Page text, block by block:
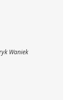
Waniek